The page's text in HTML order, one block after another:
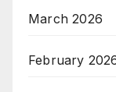
March 2026
February